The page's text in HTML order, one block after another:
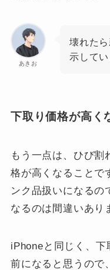
あきお
壊れた
示してい
下取り価格が高く
もう一点は、ひび割
格が高くなることで
ンク品扱いになるの
なるのは間違いあり
iPhoneと同じく、下
前になると思うので、